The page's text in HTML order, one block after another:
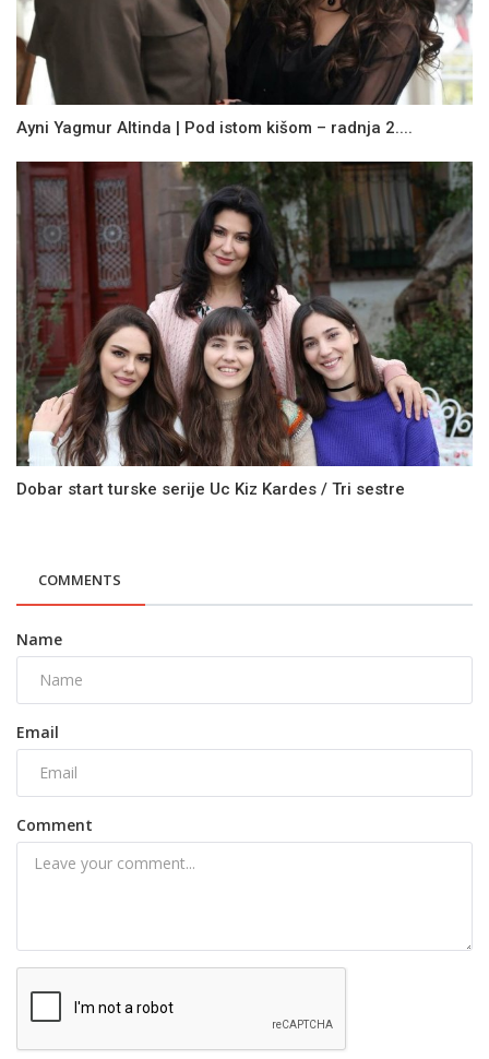
Ayni Yagmur Altinda | Pod istom kišom – radnja 2....
Dobar start turske serije Uc Kiz Kardes / Tri sestre
COMMENTS
Name
Email
Comment